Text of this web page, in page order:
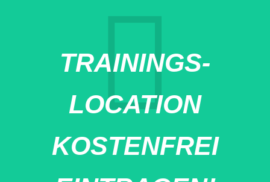
TRAININGS-
LOCATION
KOSTENFREI